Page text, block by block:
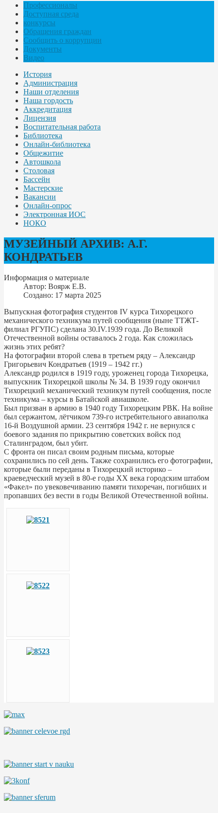
Профессионалы
Доступная среда
конкурсы
Обращения граждан
Сообщить о коррупции
Документы
Видео
История
Администрация
Наши отделения
Наша гордость
Аккредитация
Лицензия
Воспитательная работа
Библиотека
Онлайн-библиотека
Общежитие
Автошкола
Столовая
Бассейн
Мастерские
Вакансии
Онлайн-опрос
Электронная ИОС
НОКО
МУЗЕЙНЫЙ АРХИВ: А.Г.
КОНДРАТЬЕВ
Информация о материале
Автор: Воярж Е.В.
Создано: 17 марта 2025
Выпускная фотография студентов IV курса Тихорецкого
механического техникума путей сообщения (ныне ТТЖТ-
филиал РГУПС) сделана 30.IV.1939 года. До Великой
Отечественной войны оставалось 2 года. Как сложилась
жизнь этих ребят?
На фотографии второй слева в третьем ряду – Александр
Григорьевич Кондратьев (1919 – 1942 гг.)
Александр родился в 1919 году, уроженец города Тихорецка,
выпускник Тихорецкой школы № 34. В 1939 году окончил
Тихорецкий механический техникум путей сообщения, после
техникума – курсы в Батайской авиашколе.
Был призван в армию в 1940 году Тихорецким РВК. На войне
был сержантом, лётчиком 739-го истребительного авиаполка
16-й Воздушной армии. 23 сентября 1942 г. не вернулся с
боевого задания по прикрытию советских войск под
Сталинградом, был убит.
С фронта он писал своим родным письма, которые
сохранились по сей день. Также сохранились его фотографии,
которые были переданы в Тихорецкий историко –
краеведческий музей в 80-е годы ХХ века городским штабом
«Факел» по увековечиванию памяти тихоречан, погибших и
пропавших без вести в годы Великой Отечественной войны.